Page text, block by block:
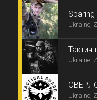
Sparing
Ukraine,
Ukraine,
Ukraine,